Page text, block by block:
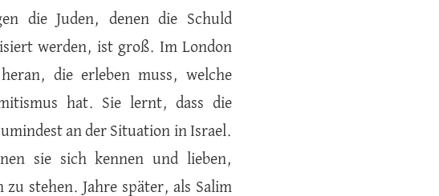
die Juden, denen die Schuld
werden, ist groß. Im London
die erleben muss, welche
hat. Sie lernt, dass die
an der Situation in Israel.
sie sich kennen und lieben,
stehen. Jahre später, als Salim